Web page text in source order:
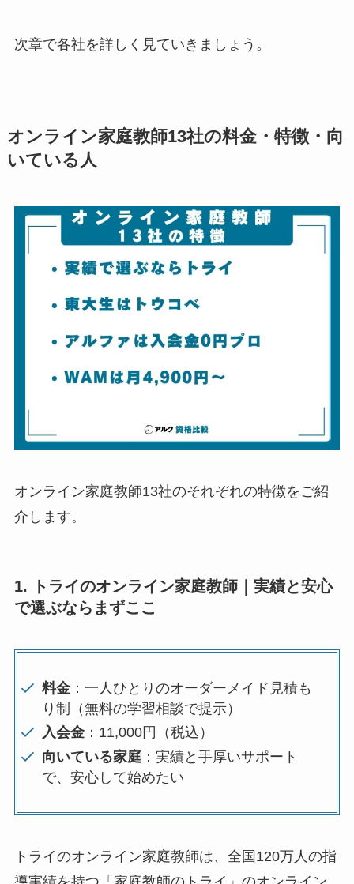
次章で各社を詳しく見ていきましょう。
オンライン家庭教師13社の料金・特徴・向
いている人
オンライン家庭教師13社のそれぞれの特徴をご紹
介します。
1. トライのオンライン家庭教師｜実績と安心
で選ぶならまずここ
料金 ：一人ひとりのオーダーメイド見積も
り制（無料の学習相談で提示）
入会金 ：11,000円（税込）
向いている家庭 ：実績と手厚いサポート
で、安心して始めたい
トライのオンライン家庭教師は、全国120万人の指